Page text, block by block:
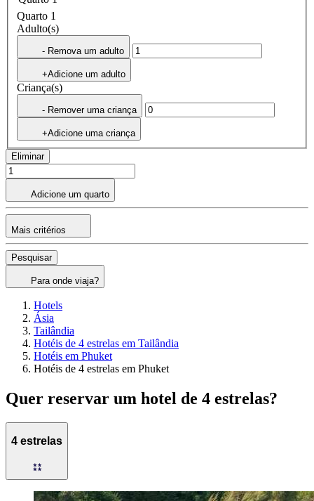
Quarto 1
Adulto(s)
- Remova um adulto
+Adicione um adulto
Criança(s)
- Remover uma criança
+Adicione uma criança
Eliminar
Adicione um quarto
Mais critérios
Pesquisar
Para onde viaja?
Hotels
Ásia
Tailândia
Hotéis de 4 estrelas em Tailândia
Hotéis em Phuket
Hotéis de 4 estrelas em Phuket
Quer reservar um hotel de 4 estrelas?
4 estrelas